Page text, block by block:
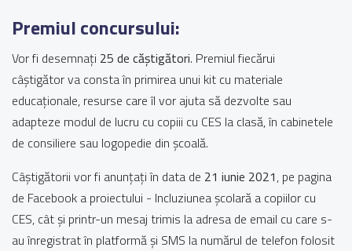
Premiul concursului:
Vor fi desemnați 25 de căștigători. Premiul fiecărui
câștigător va consta în primirea unui kit cu materiale
educaționale, resurse care îl vor ajuta să dezvolte sau
adapteze modul de lucru cu copiii cu CES la clasă, în cabinetele
de consiliere sau logopedie din școală.
Câștigătorii vor fi anunțați în data de 21 iunie 2021, pe pagina
de Facebook a proiectului - Incluziunea școlară a copiilor cu
CES, cât și printr-un mesaj trimis la adresa de email cu care s-
au înregistrat în platformă și SMS la numărul de telefon folosit